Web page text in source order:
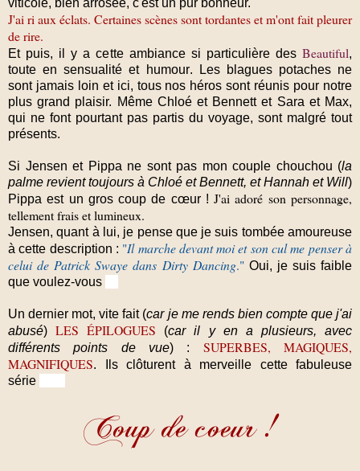
J'ai ri aux éclats. Certaines scènes sont tordantes et m'ont fait pleurer
de rire.
Et puis, il y a cette ambiance si particulière desBeautiful,
toute en sensualité et humour. Les blagues potaches ne
sont jamais loin et ici, tous nos héros sont réunis pour notre
plus grand plaisir. Même Chloé et Bennett et Sara et Max,
qui ne font pourtant pas partis du voyage, sont malgré tout
présents.
Si Jensen et Pippa ne sont pas mon couple chouchou (la
palme revient toujours à Chloé et Bennett, et Hannah et Will)
Pippa est un gros coup de cœur ! J'ai adoré son personnage,
tellement frais et lumineux.
Jensen, quant à lui, je pense que je suis tombée amoureuse
à cette description : "Il marche devant moi et son cul me penser à
celui de Patrick Swaye dans Dirty Dancing." Oui, je suis faible
que voulez-vous
Un dernier mot, vite fait (car je me rends bien compte que j'ai
abusé)LES ÉPILOGUES (car il y en a plusieurs, avec
différents points de vue) : SUPERBES, MAGIQUES,
MAGNIFIQUES.
Ils clôturent à merveille cette fabuleuse
série